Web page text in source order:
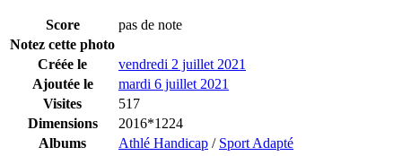
Score
pas de note
Notez cette photo
Créée le
vendredi 2 juillet 2021
Ajoutée le
mardi 6 juillet 2021
Visites
517
Dimensions
2016*1224
Albums
Athlé Handicap / Sport Adapté